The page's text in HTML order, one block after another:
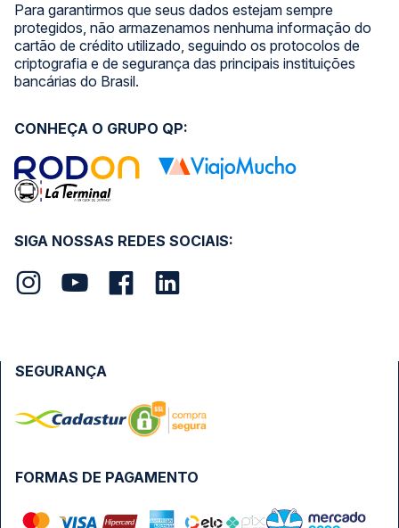
Para garantirmos que seus dados estejam sempre
protegidos, não armazenamos nenhuma informação do
cartão de crédito utilizado, seguindo os protocolos de
criptografia e de segurança das principais instituições
bancárias do Brasil.
SIGA NOSSAS REDES SOCIAIS:
CONHEÇA O GRUPO QP:
FORMAS DE PAGAMENTO
SEGURANÇA